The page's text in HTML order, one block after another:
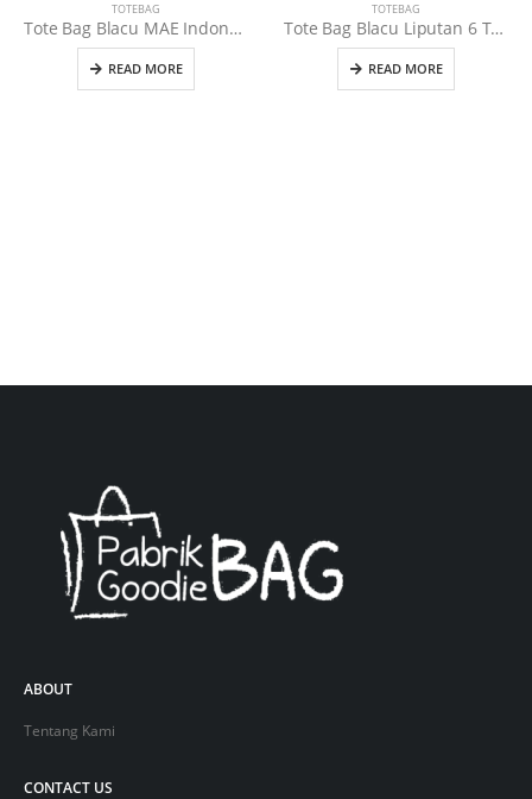
TOTEBAG
Tote Bag Blacu MAE Indonesia Tali Kuning
READ MORE
TOTEBAG
Tote Bag Blacu Liputan 6 Tali Orange
READ MORE
ABOUT
Tentang Kami
CONTACT US